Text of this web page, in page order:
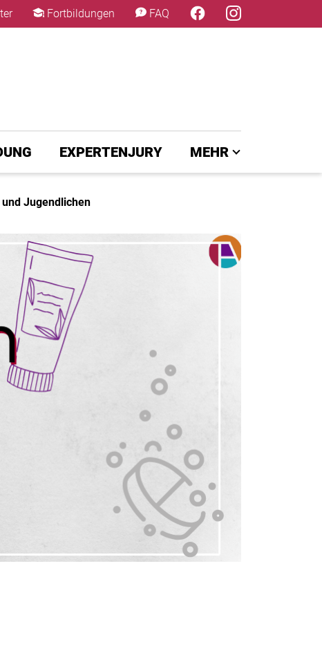
Fortbildungen FAQ
EXPERTENJURY MEHR
Jugendlichen
×